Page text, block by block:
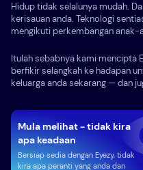
Hidup tidak selalunya mudah.
kerisauan anda. Teknologi
mengikuti perkembangan anak-
Itulah sebabnya kami mencipta
berfikir selangkah ke hadapan
keluarga anda sekarang — dan
Mula melihat - tidak kira
apa keadaan
Bersiap sedia dengan Eyezy, tidak
kira apa peranti yang anda dan